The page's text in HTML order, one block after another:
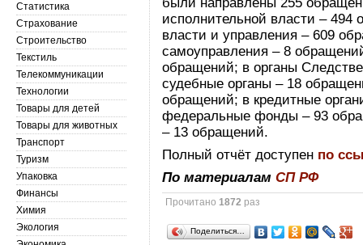
исполнительной власти – 494
власти и управления – 609
самоуправления – 8
обращений; в органы
судебные органы – 18
обращений; в кредитные
федеральные фонды – 93
– 13 обращений.
Полный отчёт доступен по
По материаламСП РФ
Прочитано1872 раз
Поделиться…
Статистика
Страхование
Строительство
Текстиль
Телекоммуникации
Технологии
Товары для детей
Товары для животных
Транспорт
Туризм
Упаковка
Финансы
Химия
Экология